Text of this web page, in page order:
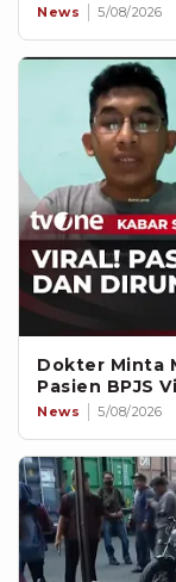
News 5/08/2026
Dokter Minta
Pasien BPJS
News 5/08/2026